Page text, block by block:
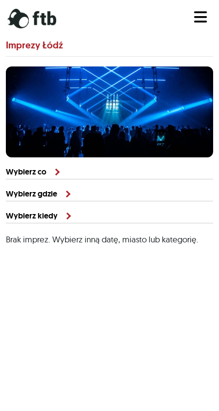
Imprezy Łódź
Wybierz co
Wybierz gdzie
Wybierz kiedy
Brak imprez. Wybierz inną datę, miasto lub kategorię.